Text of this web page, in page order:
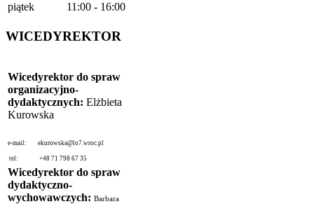
piątek
11:00 - 16:00
WICEDYREKTOR
Wicedyrektor do spraw
organizacyjno-
dydaktycznych: Elżbieta
Kurowska
e-mail: ekurowska@lo7.wroc.pl
tel: +48 71 798 67 35
Wicedyrektor do spraw
dydaktyczno-
wychowawczych: Barbara